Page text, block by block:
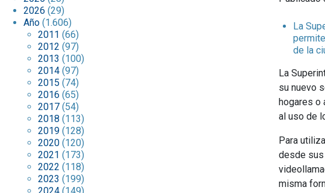
2026 (29)
Año (1.606)
2011 (66)
2012 (97)
2013 (100)
2014 (97)
2015 (74)
2016 (65)
2017 (54)
2018 (113)
2019 (128)
2020 (120)
2021 (173)
2022 (118)
2023 (199)
La
de la
La
su nuevo
hogares o
al uso de
Para
desde
misma